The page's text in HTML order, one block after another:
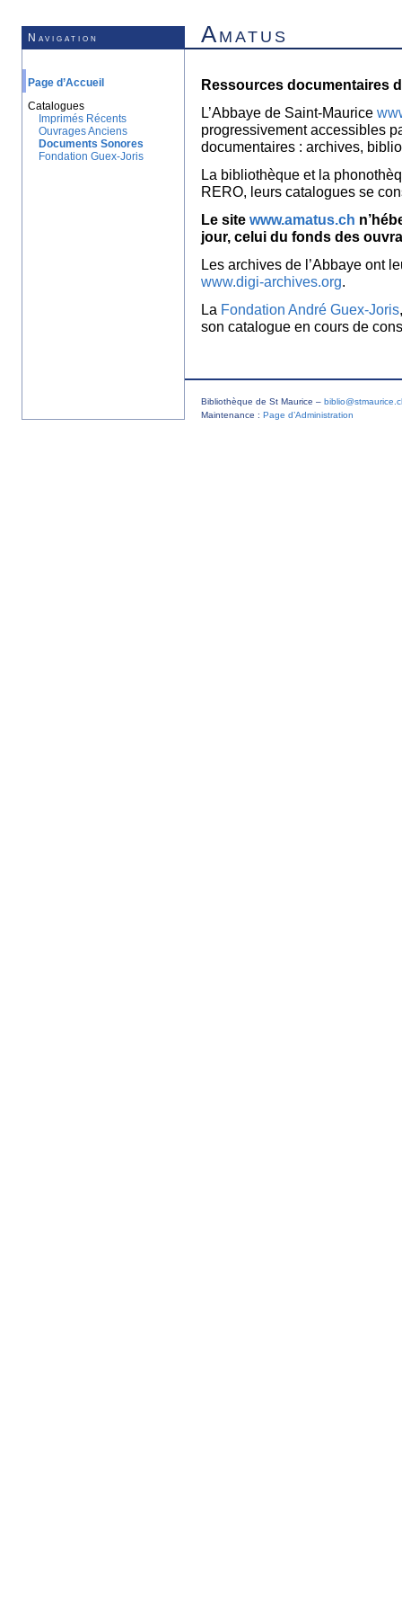
Navigation Amatus
Page d’Accueil
Catalogues
Imprimés Récents
Ouvrages Anciens
Documents Sonores
Fondation Guex-Joris
Ressources documentaires
L’Abbaye de Saint-Maurice
progressivement accessibles
documentaires : archives,
La bibliothèque et la
RERO, leurs catalogues se
Le site www.amatus.ch
jour, celui du fonds des
Les archives de l’Abbaye ont
www.digi-archives.org.
La Fondation André Guex-Joris
son catalogue en cours de
Bibliothèque de St Maurice –
Maintenance : Page d’Administration